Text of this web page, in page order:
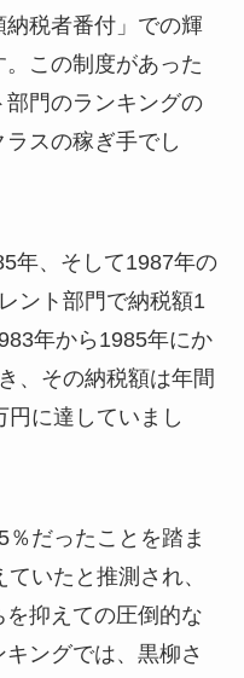
税者番付」での輝
この制度があった
門のランキングの
スの稼ぎ手でし
年、そして1987年の
ント部門で納税額1
年から1985年にか
、その納税額は年間
に達していまし
だったことを踏ま
いたと推測され、
抑えての圧倒的な
ングでは、黒柳さ